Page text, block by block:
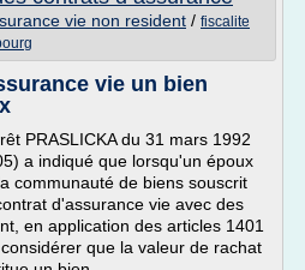
vie non resident / fiscalite
vie un bien
PRASLICKA du 31 mars 1992
a indiqué que lorsqu'un époux
communauté de biens souscrit
d'assurance vie avec des
en application des articles 1401
que la valeur de rachat